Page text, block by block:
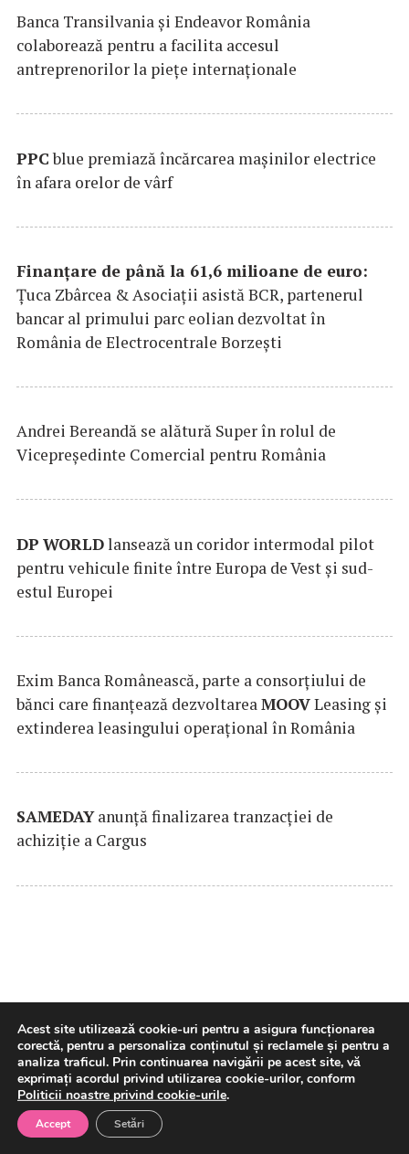
Banca Transilvania şi Endeavor România
colaborează pentru a facilita accesul
antreprenorilor la pieţe internaţionale
PPCblue premiază încărcarea maşinilor electrice
în afara orelor de vârf
Finanțare de până la 61,6 milioane de euro:
Țuca Zbârcea & Asociații asistă BCR, partenerul
bancar al primului parc eolian dezvoltat în
România de Electrocentrale Borzești
Andrei Bereandă se alătură Super în rolul de
Vicepreședinte Comercial pentru România
DP WORLDlansează un coridor intermodal pilot
pentru vehicule finite între Europa de Vest și sud-
estul Europei
Exim Banca Românească, parte a consorțiului de
bănci care finanțează dezvoltareaMOOVLeasing și
extinderea leasingului operațional în România
SAMEDAYanunță finalizarea tranzacției de
achiziție a Cargus
Războiul din Ucraina și noua
revoluție în afacerile
militare. De la superioritatea
Acest site utilizează cookie-uri pentru a asigura funcționarea
corectă, pentru a personaliza conținutul și reclamele și pentru a
analiza traficul. Prin continuarea navigării pe acest site, vă
exprimați acordul privind utilizarea cookie-urilor, conform
Politicii noastre privind cookie-urile.
Accept Setări